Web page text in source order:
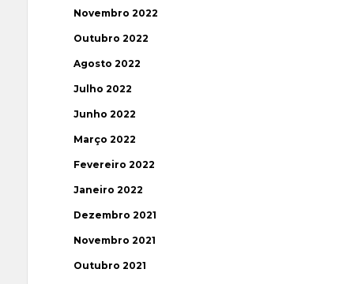
Novembro 2022
Outubro 2022
Agosto 2022
Julho 2022
Junho 2022
Março 2022
Fevereiro 2022
Janeiro 2022
Dezembro 2021
Novembro 2021
Outubro 2021